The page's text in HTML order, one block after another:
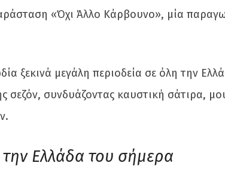
«Όχι Άλλο Κάρβουνο», μία
ξεκινά μεγάλη περιοδεία σε όλη την
συνδυάζοντας καυστική σάτιρα,
Ελλάδα του σήμερα